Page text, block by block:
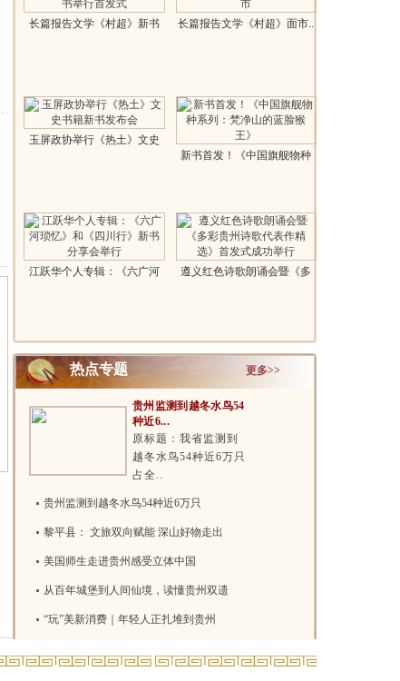
长篇报告文学《村超》新书
长篇报告文学《村超》面市..
玉屏政协举行《热土》文史
新书首发！《中国旗舰物种
江跃华个人专辑：《六广河
遵义红色诗歌朗诵会暨《多
热点专题 更多>>
贵州监测到越冬水鸟54
种近6...
原标题：我省监测到
越冬水鸟54种近6万只
占全..
贵州监测到越冬水鸟54种近6万只
黎平县： 文旅双向赋能 深山好物走出
美国师生走进贵州感受立体中国
从百年城堡到人间仙境，读懂贵州双遗
“玩”美新消费｜年轻人正扎堆到贵州